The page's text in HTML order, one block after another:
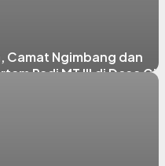
Camat Ngimbang dan
Padi MT III di Desa